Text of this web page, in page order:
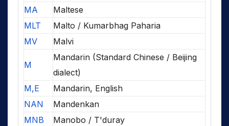
MA
Maltese
MLT
Malto / Kumarbhag Paharia
MV
Malvi
M
Mandarin (Standard Chinese / Beijing
dialect)
M,E
Mandarin, English
NAN
Mandenkan
MNB
Manobo / T'duray